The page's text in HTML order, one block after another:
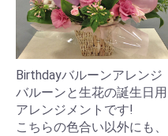
Birthdayバルーンアレンジ
バルーンと生花の誕生日用
アレンジメントです!
こちらの色合い以外にも、